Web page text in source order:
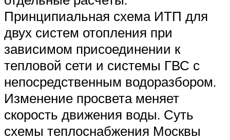
Принципиальная схема ИТП для
двух систем отопления при
зависимом присоединении к
тепловой сети и системы ГВС с
непосредственным водоразбором.
Изменение просвета меняет
скорость движения воды. Суть
схемы теплоснабжения Москвы